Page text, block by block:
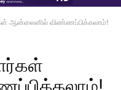
ஆன்லைனில் விண்ணப்பிக்கலாம்!